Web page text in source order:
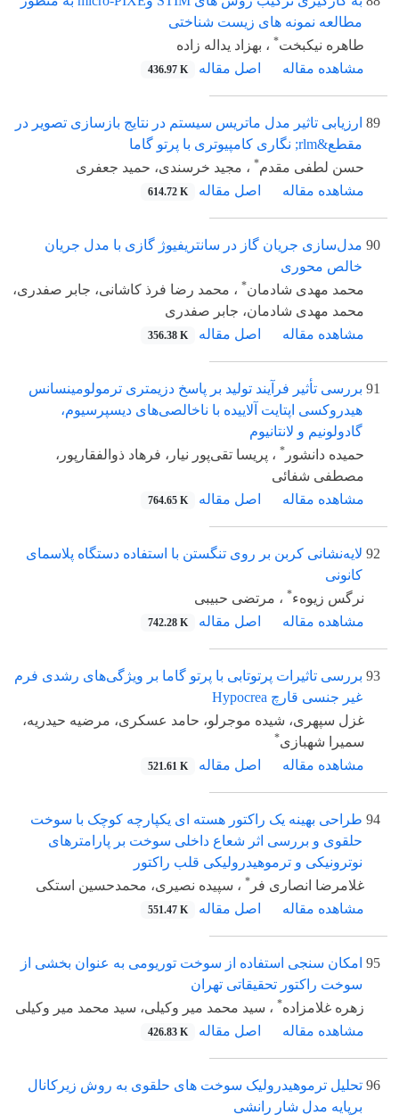
مطالعه نمونه های زیست شناختی
طاهره نیکبخت* ، بهزاد یداله زاده
مشاهده مقاله
اصل مقاله 436.97 K
89 ارزیابی تاثیر مدل ماتریس سیستم در نتایج بازسازی تصویر در
مقطع&rlm; نگاری کامپیوتری با پرتو گاما
حسن لطفی مقدم* ، مجید خرسندی، حمید جعفری
مشاهده مقاله
اصل مقاله 614.72 K
90 مدل‌سازی جریان گاز در سانتریفیوژ گازی با مدل جریان
خالص محوری
محمد مهدی شادمان* ، محمد رضا فرذ کاشانی، جابر صفدری،
محمد مهدی شادمان، جابر صفدری
مشاهده مقاله
اصل مقاله 356.38 K
91 بررسی تأثیر فرآیند تولید بر پاسخ دزیمتری ترمولومینسانس
هیدروکسی اپتایت آلاییده با ناخالصی‌های دیسپرسیوم،
گادولونیم و لانتانیوم
حمیده دانشور * ، پریسا تقی‌پور نیار، فرهاد ذوالفقارپور،
مصطفی شفائی
مشاهده مقاله
اصل مقاله 764.65 K
92 لایه‌نشانی کربن بر روی تنگستن با استفاده دستگاه پلاسمای
کانونی
نرگس زیوهء* ، مرتضی حبیبی
مشاهده مقاله
اصل مقاله 742.28 K
93 بررسی تاثیرات پرتوتابی با پرتو گاما بر ویژگی‌‌‌‌های رشدی فرم
غیر جنسی قارچ Hypocrea
غزل سپهری، شیده موجرلو، حامد عسکری، مرضیه حیدریه،
سمیرا شهبازی*
مشاهده مقاله اصل مقاله 521.61 K
94 طراحی بهینه یک راکتور هسته ای یکپارچه کوچک با سوخت
حلقوی و بررسی اثر شعاع داخلی سوخت بر پارامترهای
نوترونیکی و ترموهیدرولیکی قلب راکتور
غلامرضا انصاری فر * ، سپیده نصیری، محمدحسین استکی
مشاهده مقاله
اصل مقاله 551.47 K
95 امکان سنجی استفاده از سوخت توریومی به عنوان بخشی از
سوخت راکتور تحقیقاتی تهران
زهره غلامزاده* ، سید محمد میر وکیلی، سید محمد میر وکیلی
مشاهده مقاله
اصل مقاله 426.83 K
96 تحلیل ترموهیدرولیک سوخت های حلقوی به روش زیرکانال
برپایه مدل شار رانشی